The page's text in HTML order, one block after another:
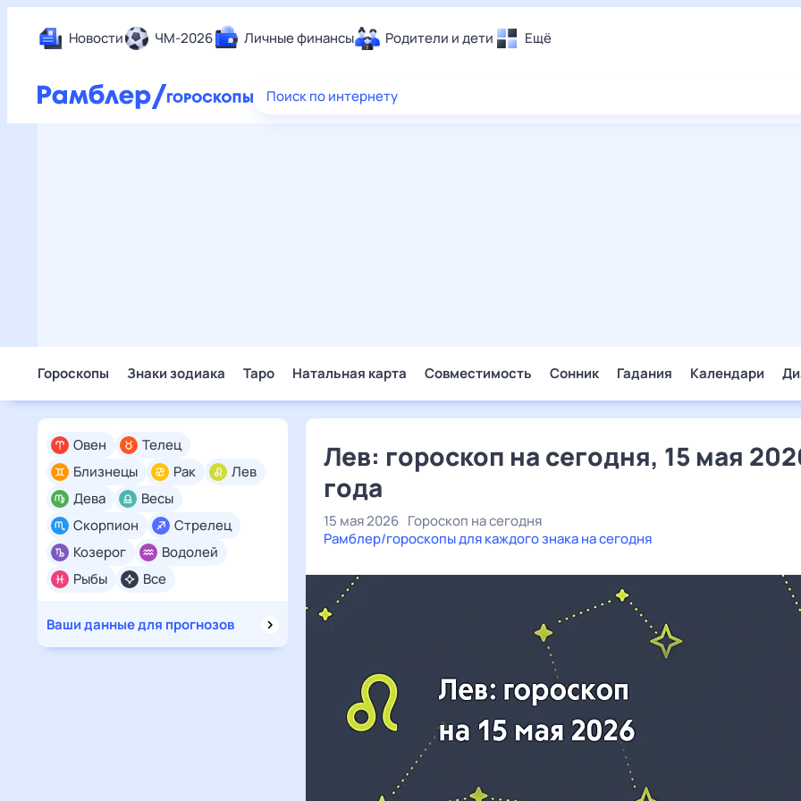
Новости ЧМ-2026 Личные финансы Родители и дети Ещё
Еда
Поиск по интернету
Гороскопы Знаки зодиака Таро Натальная карта Совместимость Сонник Гадания Календари
Все
Овен
Телец
Близнецы
Рак
Лев
Дева
Весы
Скорпион
Стрелец
Козерог
Водолей
Рыбы
Ваши данные для прогнозов
Лев: гороскоп на сегодня, 15 мая
года
15 мая 2026 Гороскоп на сегодня
Рамблер/гороскопы для каждого знака на сегодня